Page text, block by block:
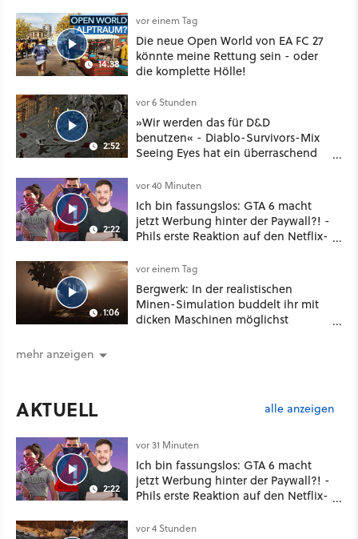
14:38
vor einem Tag
Die neue Open World von EA FC 27
könnte meine Rettung sein - oder
die komplette Hölle!
2:52
vor 6 Stunden
»Wir werden das für D&D
benutzen« - Diablo-Survivors-Mix
Seeing Eyes hat ein überraschend
2:22
vor 40 Minuten
Ich bin fassungslos: GTA 6 macht
jetzt Werbung hinter der Paywall?! -
Phils erste Reaktion auf den Netflix-
1:06
vor einem Tag
Bergwerk: In der realistischen
Minen-Simulation buddelt ihr mit
dicken Maschinen möglichst
mehr anzeigen
AKTUELL alle anzeigen
2:22
vor 31 Minuten
Ich bin fassungslos: GTA 6 macht
jetzt Werbung hinter der Paywall?! -
Phils erste Reaktion auf den Netflix-
vor 4 Stunden